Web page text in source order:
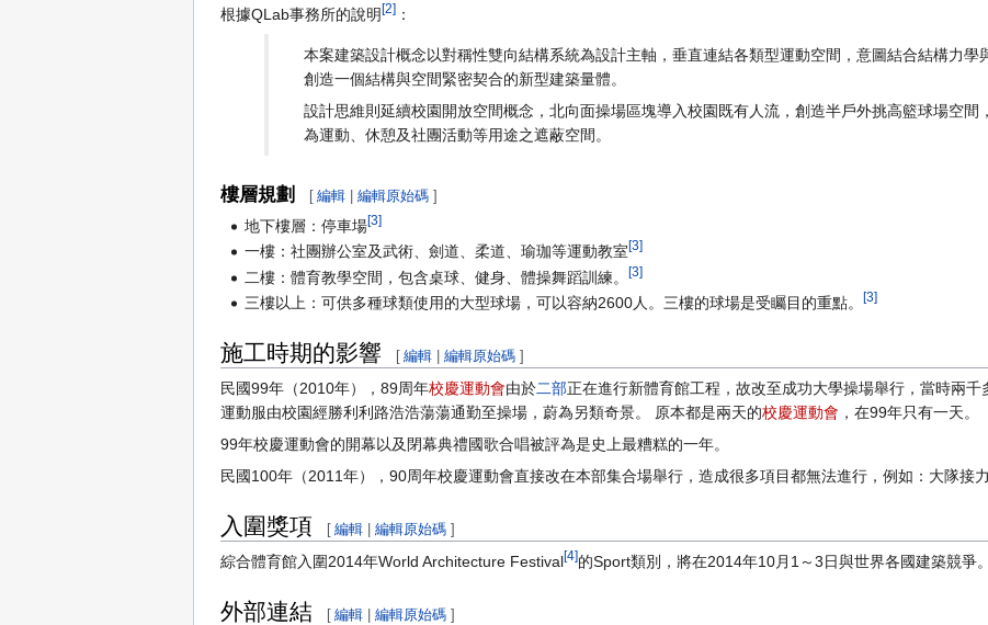
根據QLab事務所的說明 [2] ：
本案建築設計概念以對稱性雙向結構系統為設計主軸，垂直連結各類型運動空間，意圖結合結構力學
創造一個結構與空間緊密契合的新型建築量體。
設計思維則延續校園開放空間概念，北向面操場區塊導入校園既有人流，創造半戶外挑高籃球場空間
為運動、休憩及社團活動等用途之遮蔽空間。
樓層規劃 [ 編輯 |編輯原始碼 ]
地下樓層：停車場[3]
一樓：社團辦公室及武術、劍道、柔道、瑜珈等運動教室[3]
二樓：體育教學空間，包含桌球、健身、體操舞蹈訓練。[3]
三樓以上：可供多種球類使用的大型球場，可以容納2600人。三樓的球場是受矚目的重點。[3]
施工時期的影響 [ 編輯 |編輯原始碼 ]
民國99年（2010年），89周年校慶運動會由於二部正在進行新體育館工程，故改至成功大學操場舉行，當時兩千
運動服由校園經勝利利路浩浩蕩蕩通勤至操場，蔚為另類奇景。 原本都是兩天的校慶運動會 ，在99年只有一天。
99年校慶運動會的開幕以及閉幕典禮國歌合唱被評為是史上最糟糕的一年。
民國100年（2011年），90周年校慶運動會直接改在本部集合場舉行，造成很多項目都無法進行，例如：大隊接力
入圍獎項 [ 編輯 |編輯原始碼 ]
綜合體育館入圍2014年World Architecture Festival[4]的Sport類別，將在2014年10月1～3日與世界各國建築競爭。
外部連結 [ 編輯 |編輯原始碼 ]